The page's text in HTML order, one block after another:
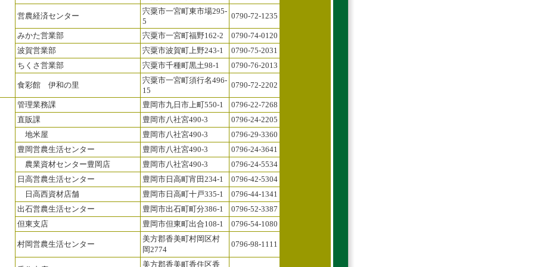
営農経済センター
宍粟市一宮町東市場295-
5
0790-72-1235
みかた営業部 宍粟市一宮町福野162-2
0790-74-0120
波賀営業部
宍粟市波賀町上野243-1
0790-75-2031
ちくさ営業部
宍粟市千種町黒土98-1 0790-76-2013
食彩館 伊和の里
宍粟市一宮町須行名496-
15
0790-72-2202
管理業務課 豊岡市九日市上町550-1
0796-22-7268
直販課
豊岡市八社宮490-3
0796-24-2205
地米屋
豊岡市八社宮490-3
0796-29-3360
豊岡営農生活センター
豊岡市八社宮490-3
0796-24-3641
農業資材センター豊岡店
豊岡市八社宮490-3
0796-24-5534
日高営農生活センター
豊岡市日高町宵田234-1
0796-42-5304
日高西資材店舗
豊岡市日高町十戸335-1
0796-44-1341
出石営農生活センター
豊岡市出石町町分386-1
0796-52-3387
但東支店
豊岡市但東町出合108-1 0796-54-1080
村岡営農生活センター
美方郡香美町村岡区村
岡2774
0796-98-1111
美方郡香美町香住区香